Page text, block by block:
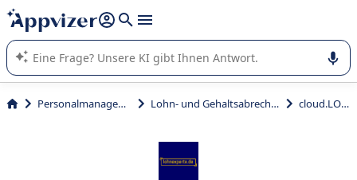
beantworten (mehrere Zeilen mit
Die KI von Appvizer führt Sie bei der Nutzung oder Auswahl
von SaaS-Software in Unternehmen.
Personalmanagement Lohn- und Gehaltsabrechnung cloud.LOHN